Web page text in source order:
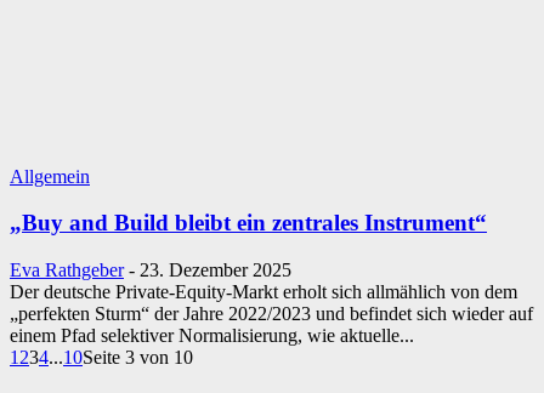
Allgemein
„Buy and Build bleibt ein zentrales Instrument“
Eva Rathgeber - 23. Dezember 2025
Der deutsche Private‑Equity‑Markt erholt sich allmählich von dem
„perfekten Sturm“ der Jahre 2022/2023 und befindet sich wieder auf
einem Pfad selektiver Normalisierung, wie aktuelle...
1 234...10Seite 3 von 10